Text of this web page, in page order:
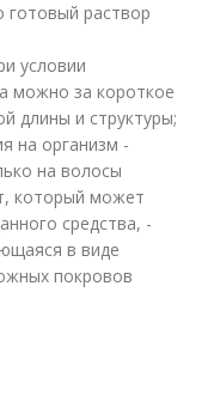
готовый раствор
условии
можно за короткое
длины и структуры;
на организм -
на волосы
который может
средства, -
в виде
покровов